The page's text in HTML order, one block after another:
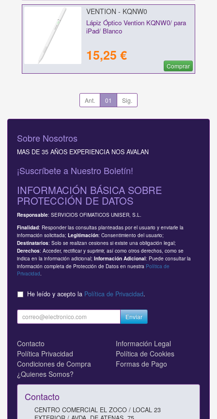
VENTION - KQNW0
Lápiz Óptico Vention KQNW0/ para
iPad/ Blanco
15,25 €
Comprar
Ant. 01 Sig.
Sobre Nosotros
MAS DE 35 AÑOS EXPERIENCIA NOS AVALAN
¡Suscríbete a Nuestro Boletín!
INFORMACIÓN BÁSICA SOBRE
PROTECCIÓN DE DATOS
Responsable: SERVICIOS OFIMATICOS UNISER, S.L.
Finalidad: Responder las consultas planteadas por el usuario y enviarle la
información solicitada; Legitimación: Consentimiento del usuario;
Destinatarios: Solo se realizan cesiones si existe una obligación legal;
Derechos: Acceder, rectificar y suprimir, así como otros derechos, como se
indica en la información adicional; Información Adicional: Puede consultar la
información completa de Protección de Datos en nuestra Política de
Privacidad
He leído y acepto la Política de Privacidad.
Enviar
Contacto
Información Legal
Política Privacidad
Política de Cookies
Condiciones de Compra
Formas de Pago
¿Quienes Somos?
Contacto
CENTRO COMERCIAL EL ZOCO / LOCAL 23